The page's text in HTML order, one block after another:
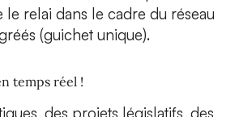
relai dans le cadre du réseau
(guichet unique).
temps réel !
des projets législatifs, des